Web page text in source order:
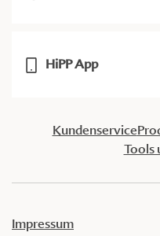
HiPP App
Kundenservice
Tools
Impressum